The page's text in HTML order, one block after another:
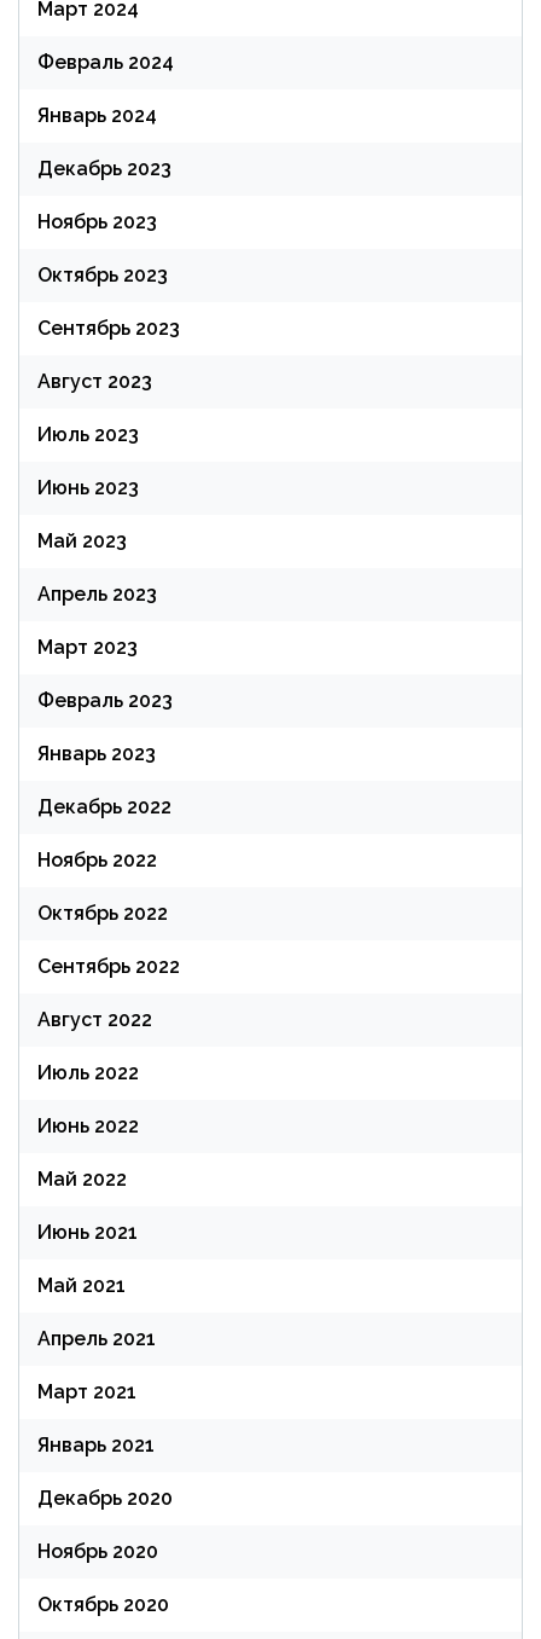
Март 2024
Февраль 2024
Январь 2024
Декабрь 2023
Ноябрь 2023
Октябрь 2023
Сентябрь 2023
Август 2023
Июль 2023
Июнь 2023
Май 2023
Апрель 2023
Март 2023
Февраль 2023
Январь 2023
Декабрь 2022
Ноябрь 2022
Октябрь 2022
Сентябрь 2022
Август 2022
Июль 2022
Июнь 2022
Май 2022
Июнь 2021
Май 2021
Апрель 2021
Март 2021
Январь 2021
Декабрь 2020
Ноябрь 2020
Октябрь 2020